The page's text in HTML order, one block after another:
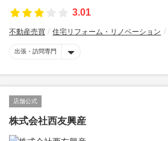
3.01
不動産売買 住宅リフォーム・リノベーション
出張・訪問専門
店舗公式
株式会社西友興産